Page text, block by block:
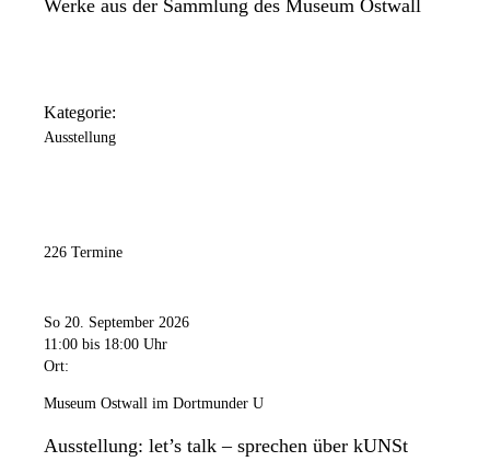
Werke aus der Sammlung des Museum Ostwall
Kategorie:
Ausstellung
226 Termine
So 20. September 2026
11:00 bis 18:00 Uhr
Ort:
Museum Ostwall im Dortmunder U
Ausstellung: let’s talk – sprechen über kUNSt